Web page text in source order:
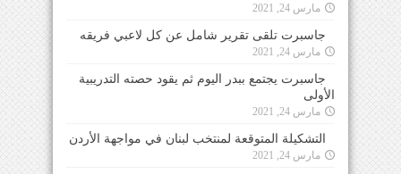
مارس 24, 2021
جاسبرت تلقى تقرير شامل عن كل لاعبي فريقه
مارس 24, 2021
جاسبرت يجتمع ببدر اليوم ثم يقود حصته التدريبية
الأولى
مارس 24, 2021
التشكيلة المتوقعة لمنتخب لبنان في مواجهة الأردن
مارس 24, 2021